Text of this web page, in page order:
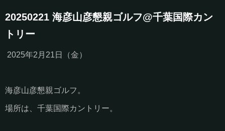
20250221 海彦山彦懇親ゴルフ@千葉国際カン
トリー
2025年2月21日（金）
海彦山彦懇親ゴルフ。
場所は、千葉国際カントリー。